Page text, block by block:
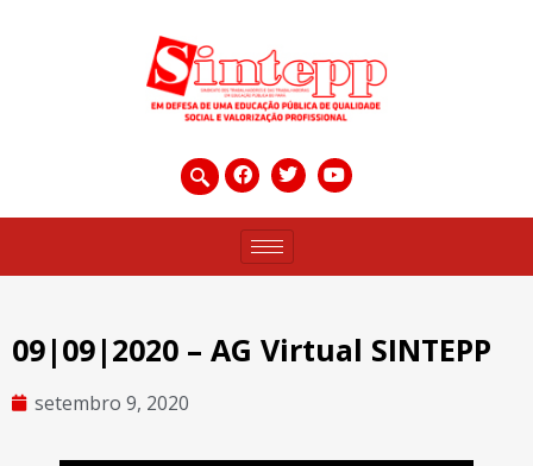
09|09|2020 – AG Virtual SINTEPP
setembro 9, 2020